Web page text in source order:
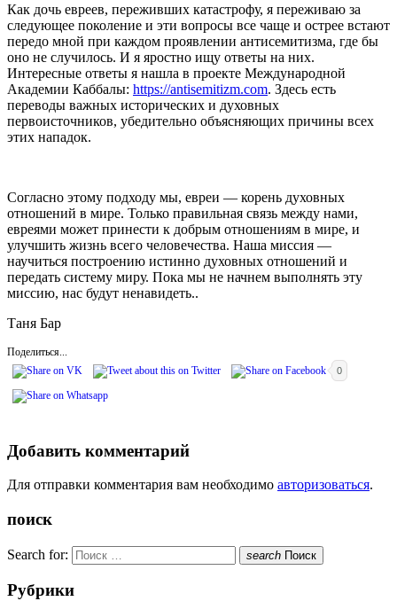
Как дочь евреев, переживших катастрофу, я переживаю за
следующее поколение и эти вопросы все чаще и острее встают
передо мной при каждом проявлении антисемитизма, где бы
оно не случилось. И я яростно ищу ответы на них.
Интересные ответы я нашла в проекте Международной
Академии Каббалы: https://antisemitizm.com. Здесь есть
переводы важных исторических и духовных
первоисточников, убедительно объясняющих причины всех
этих нападок.
Согласно этому подходу мы, евреи — корень духовных
отношений в мире. Только правильная связь между нами,
евреями может принести к добрым отношениям в мире, и
улучшить жизнь всего человечества. Наша миссия —
научиться построению истинно духовных отношений и
передать систему миру. Пока мы не начнем выполнять эту
миссию, нас будут ненавидеть..
Таня Бар
Поделиться...
0
Добавить комментарий
Для отправки комментария вам необходимо авторизоваться.
поиск
Search for: search Поиск
Рубрики